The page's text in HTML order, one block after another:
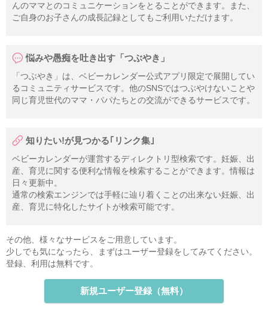
んのママとのコミュニケーションをとることができます。また、
ご自身のお子さんの成長記録としてもご利用いただけます。
悩みや愚痴を吐き出す「つぶやき」
「つぶやき」は、ベビーカレンダー公式アプリ限定で展開してい
るコミュニティサービスです。他のSNSではつぶやけないことや
同じ育児世代のママ・パパたちとの交流ができるサービスです。
知りたい!が見つかる｢リンク集｣
ベビーカレンダーが運営するディレクトリ型検索です。妊娠、出
産、育児に関する便利な情報を検索することができます。情報は
日々更新中。
通常の検索エンジンでは手軽に辿り着くことの出来ない妊娠、出
産、育児に特化したサイトが検索可能です。
その他、様々なサービスをご用意しています。
少しでも気になったら、まずはユーザー登録をしてみてください。
登録、利用は無料です。
新規ユーザー登録（無料）